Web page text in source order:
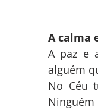
A calma
A paz e
alguém
No Céu